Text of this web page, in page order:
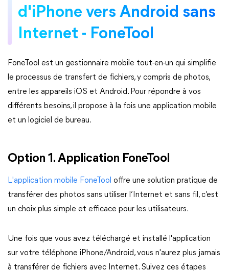
d'iPhone vers Android sans
Internet - FoneTool
FoneTool est un gestionnaire mobile tout-en-un qui simplifie
le processus de transfert de fichiers, y compris de photos,
entre les appareils iOS et Android. Pour répondre à vos
différents besoins, il propose à la fois une application mobile
et un logiciel de bureau.
Option 1. Application FoneTool
L'application mobile FoneTool offre une solution pratique de
transférer des photos sans utiliser l’Internet et sans fil, c’est
un choix plus simple et efficace pour les utilisateurs.
Une fois que vous avez téléchargé et installé l'application
sur votre téléphone iPhone/Android, vous n'aurez plus jamais
à transférer de fichiers avec Internet. Suivez ces étapes